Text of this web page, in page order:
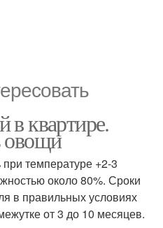
квартире.
овощи
температуре +2-3
около 80%. Сроки
в правильных условиях
от 3 до 10 месяцев.